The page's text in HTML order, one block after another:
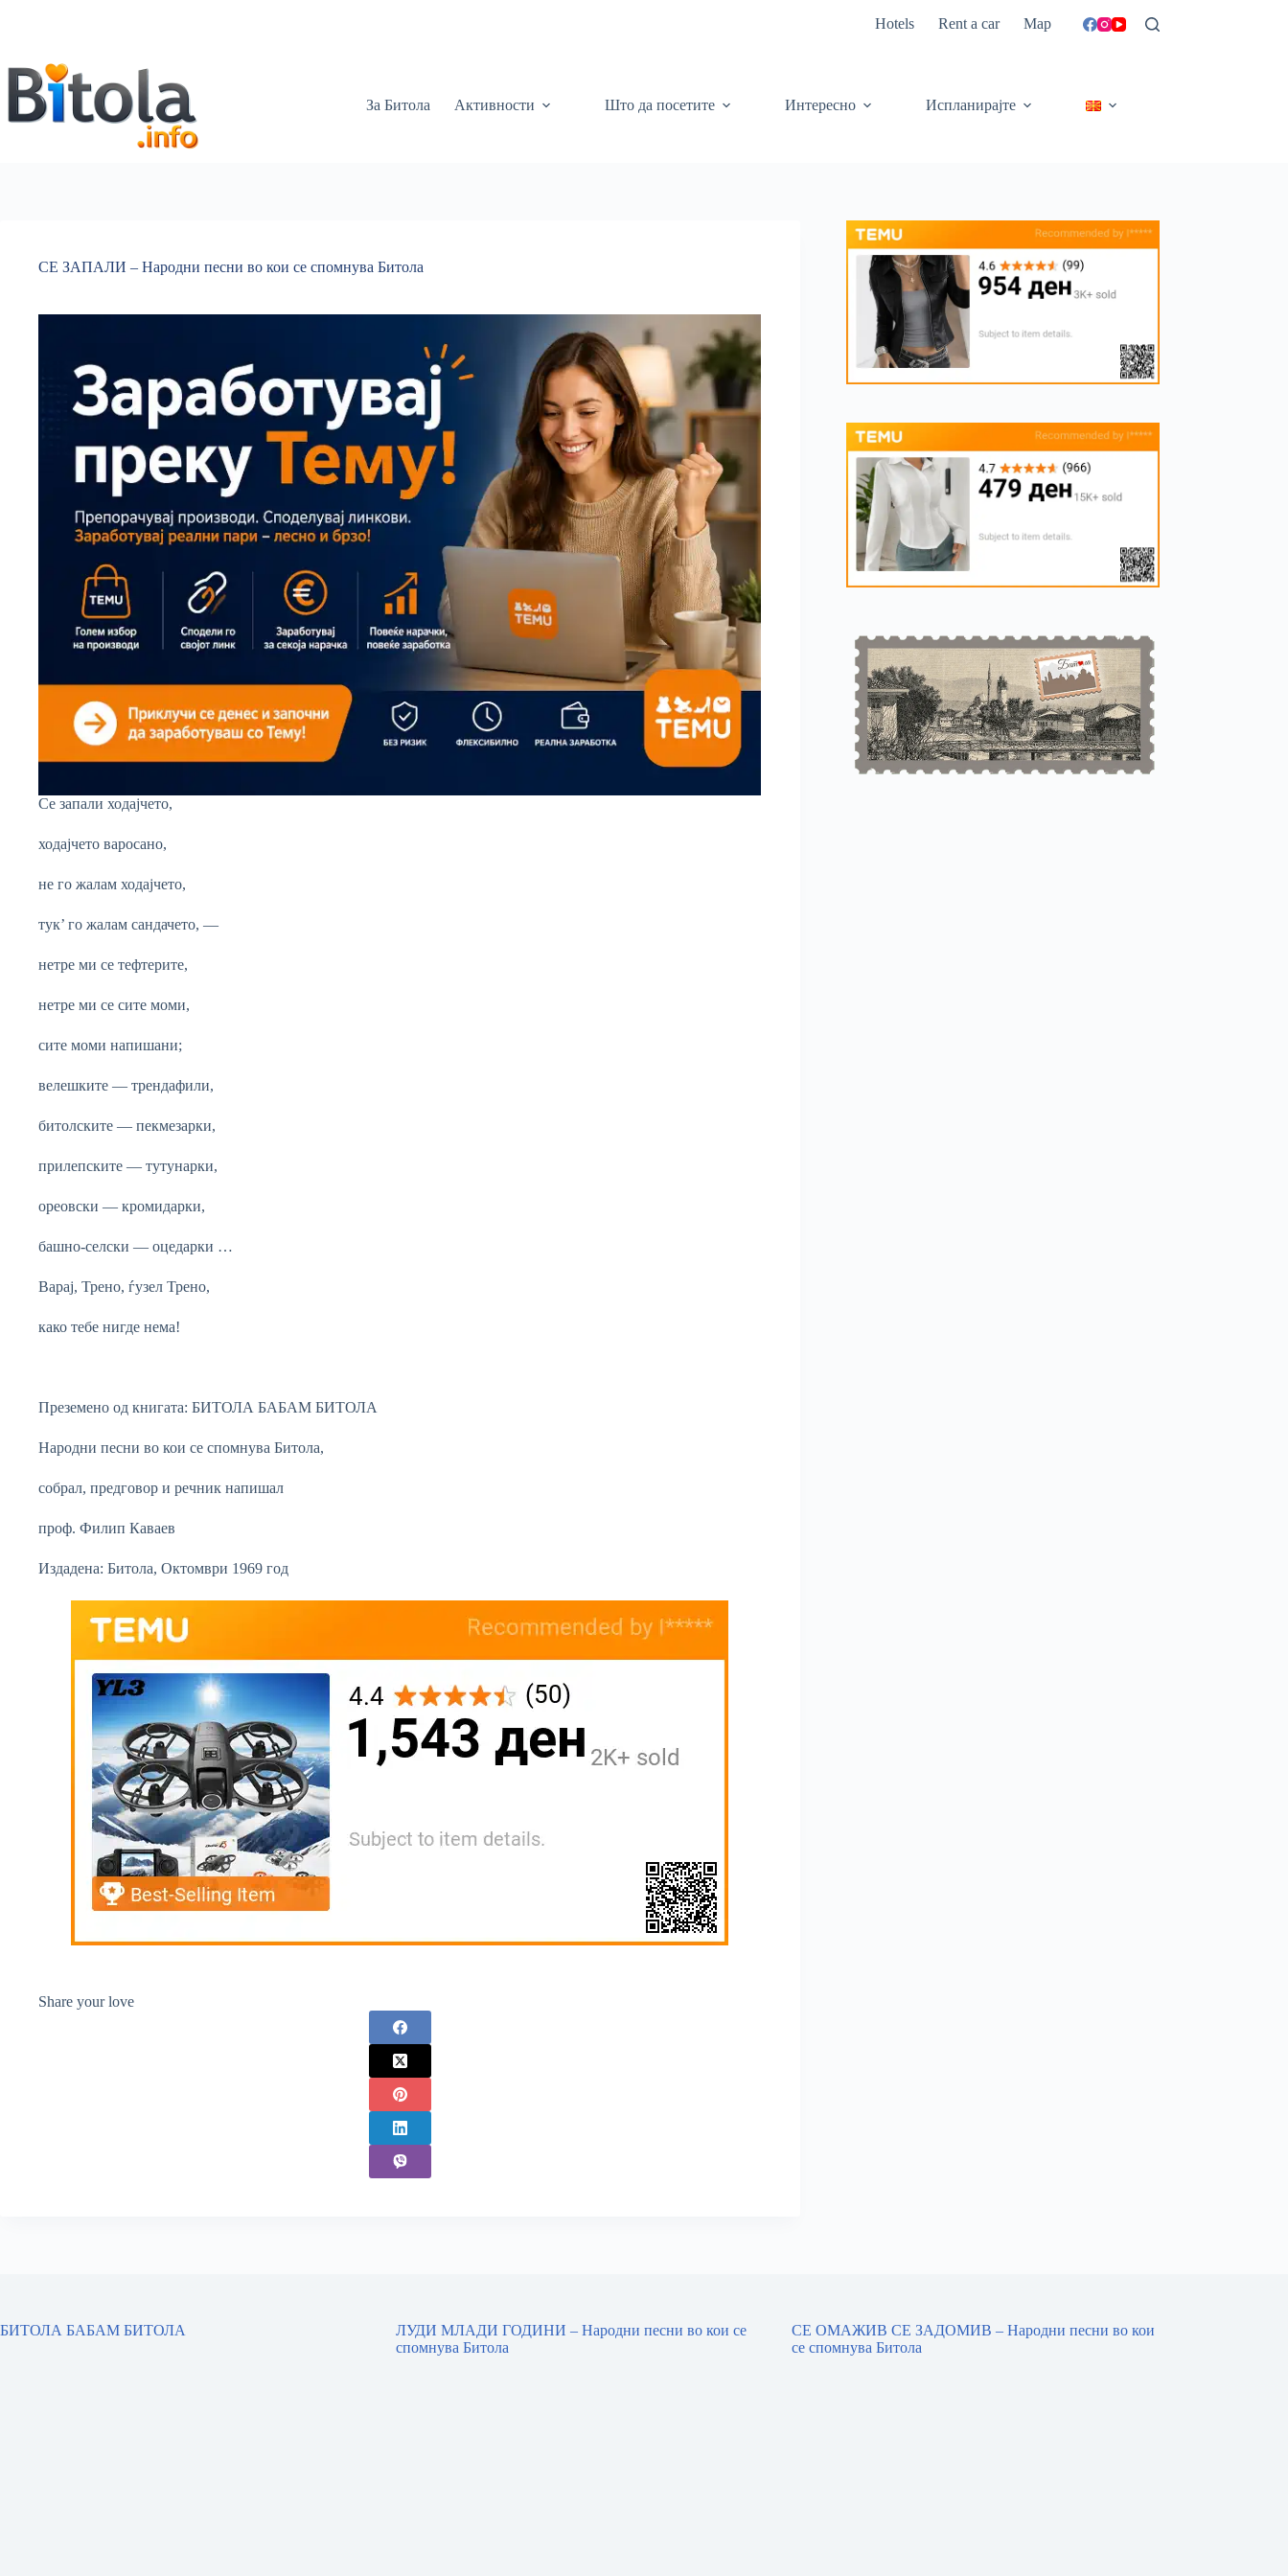
Hotels Rent a car Map
За Битола Активности Што да посетите Интересно Испланирајте
СЕ ЗАПАЛИ – Народни песни во кои се спомнува Битола
Се запали ходајчето,
ходајчето варосано,
не го жалам ходајчето,
тук’ го жалам сандачето, —
нетре ми се тефтерите,
нетре ми се сите моми,
сите моми напишани;
велешките — трендафили,
битолските — пекмезарки,
прилепските — тутунарки,
ореовски — кромидарки,
башно-селски — оцедарки …
Варај, Трено, ѓузел Трено,
како тебе нигде нема!
Преземено од книгата: БИТОЛА БАБАМ БИТОЛА
Народни песни во кои се спомнува Битола,
собрал, предговор и речник напишал
проф. Филип Каваев
Издадена: Битола, Октомври 1969 год
Share your love
БИТОЛА БАБАМ БИТОЛА
ЛУДИ МЛАДИ ГОДИНИ – Народни песни во кои се
спомнува Битола
СЕ ОМАЖИВ СЕ ЗАДОМИВ – Народни песни во кои
се спомнува Битола